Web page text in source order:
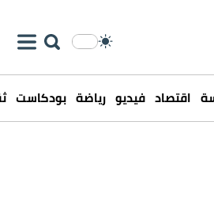
اقتصاد فيديو رياضة بودكاست